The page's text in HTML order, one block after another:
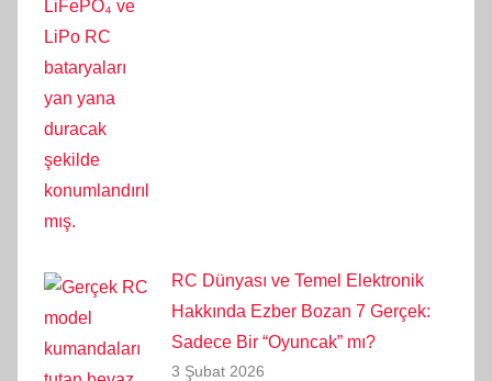
RC Dünyası ve Temel Elektronik
Hakkında Ezber Bozan 7 Gerçek:
Sadece Bir “Oyuncak” mı?
3 Şubat 2026